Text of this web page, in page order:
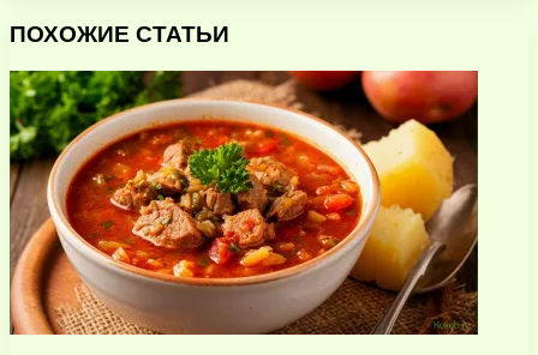
через
почту
ПОХОЖИЕ СТАТЬИ